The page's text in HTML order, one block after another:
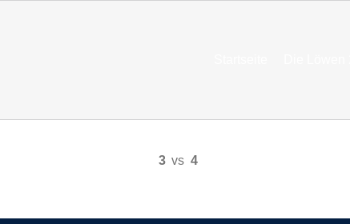
3 vs 4